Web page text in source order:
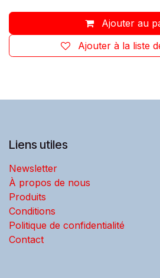
Ajouter au
Ajouter à la liste
Liens utiles
Newsletter
À propos de nous
Produits
Conditions
Politique de confidentialité
Contact